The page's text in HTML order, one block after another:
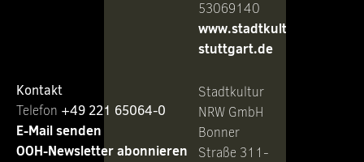
Kontakt
Telefon ‭ +49 221 65064-0
E-Mail senden
OOH-Newsletter abonnieren
53069140
www.stadtkultur-
stuttgart.de
Stadtkultur
NRW GmbH
Bonner
Straße 311-